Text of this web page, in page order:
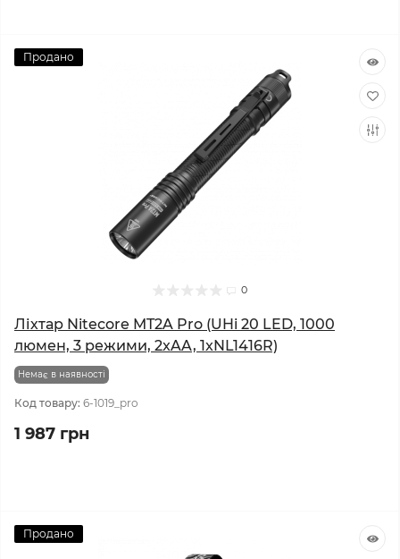
Продано
0
Ліхтар Nitecore MT2A Pro (UHi 20 LED, 1000
люмен, 3 режими, 2xAA, 1xNL1416R)
Немає в наявності
Код товару: 6-1019_pro
1 987 грн
Продано